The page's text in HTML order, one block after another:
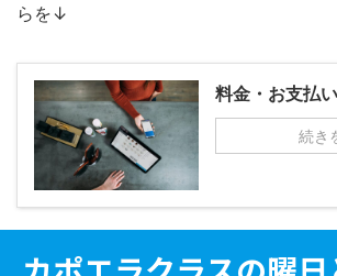
らを↓
料金・お支払
続き